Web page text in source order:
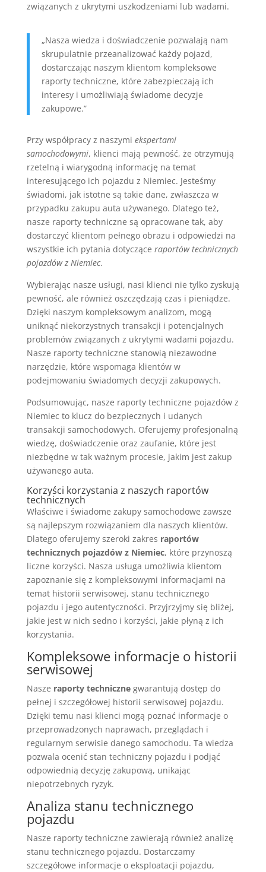
związanych z ukrytymi uszkodzeniami lub wadami.
„Nasza wiedza i doświadczenie pozwalają nam
skrupulatnie przeanalizować każdy pojazd,
dostarczając naszym klientom kompleksowe
raporty techniczne, które zabezpieczają ich
interesy i umożliwiają świadome decyzje
zakupowe.”
Przy współpracy z naszymi ekspertami
samochodowymi, klienci mają pewność, że otrzymują
rzetelną i wiarygodną informację na temat
interesującego ich pojazdu z Niemiec. Jesteśmy
świadomi, jak istotne są takie dane, zwłaszcza w
przypadku zakupu auta używanego. Dlatego też,
nasze raporty techniczne są opracowane tak, aby
dostarczyć klientom pełnego obrazu i odpowiedzi na
wszystkie ich pytania dotyczące raportów technicznych
pojazdów z Niemiec.
Wybierając nasze usługi, nasi klienci nie tylko zyskują
pewność, ale również oszczędzają czas i pieniądze.
Dzięki naszym kompleksowym analizom, mogą
uniknąć niekorzystnych transakcji i potencjalnych
problemów związanych z ukrytymi wadami pojazdu.
Nasze raporty techniczne stanowią niezawodne
narzędzie, które wspomaga klientów w
podejmowaniu świadomych decyzji zakupowych.
Podsumowując, nasze raporty techniczne pojazdów z
Niemiec to klucz do bezpiecznych i udanych
transakcji samochodowych. Oferujemy profesjonalną
wiedzę, doświadczenie oraz zaufanie, które jest
niezbędne w tak ważnym procesie, jakim jest zakup
używanego auta.
Korzyści korzystania z naszych raportów
technicznych
Właściwe i świadome zakupy samochodowe zawsze
są najlepszym rozwiązaniem dla naszych klientów.
Dlatego oferujemy szeroki zakres raportów
technicznych pojazdów z Niemiec, które przynoszą
liczne korzyści. Nasza usługa umożliwia klientom
zapoznanie się z kompleksowymi informacjami na
temat historii serwisowej, stanu technicznego
pojazdu i jego autentyczności. Przyjrzyjmy się bliżej,
jakie jest w nich sedno i korzyści, jakie płyną z ich
korzystania.
Kompleksowe informacje o historii
serwisowej
Nasze raporty technicznegwarantują dostęp do
pełnej i szczegółowej historii serwisowej pojazdu.
Dzięki temu nasi klienci mogą poznać informacje o
przeprowadzonych naprawach, przeglądach i
regularnym serwisie danego samochodu. Ta wiedza
pozwala ocenić stan techniczny pojazdu i podjąć
odpowiednią decyzję zakupową, unikając
niepotrzebnych ryzyk.
Analiza stanu technicznego
pojazdu
Nasze raporty techniczne zawierają również analizę
stanu technicznego pojazdu. Dostarczamy
szczegółowe informacje o eksploatacji pojazdu,